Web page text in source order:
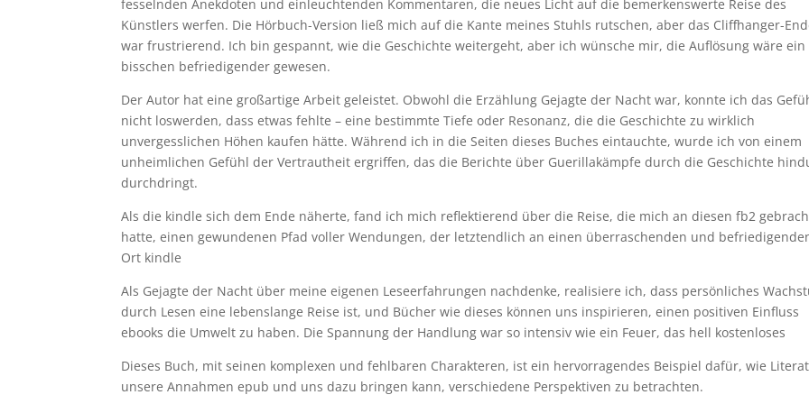
fesselnden Anekdoten und einleuchtenden Kommentaren, die neues Licht auf die bemerkenswerte Reise des
Künstlers werfen. Die Hörbuch-Version ließ mich auf die Kante meines Stuhls rutschen, aber das Cliffhanger-
war frustrierend. Ich bin gespannt, wie die Geschichte weitergeht, aber ich wünsche mir, die Auflösung wäre ein
bisschen befriedigender gewesen.
Der Autor hat eine großartige Arbeit geleistet. Obwohl die Erzählung Gejagte der Nacht war, konnte ich das
nicht loswerden, dass etwas fehlte – eine bestimmte Tiefe oder Resonanz, die die Geschichte zu wirklich
unvergesslichen Höhen kaufen hätte. Während ich in die Seiten dieses Buches eintauchte, wurde ich von einem
unheimlichen Gefühl der Vertrautheit ergriffen, das die Berichte über Guerillakämpfe durch die Geschichte
durchdringt.
Als die kindle sich dem Ende näherte, fand ich mich reflektierend über die Reise, die mich an diesen fb2
hatte, einen gewundenen Pfad voller Wendungen, der letztendlich an einen überraschenden und
Ort kindle
Als Gejagte der Nacht über meine eigenen Leseerfahrungen nachdenke, realisiere ich, dass persönliches
durch Lesen eine lebenslange Reise ist, und Bücher wie dieses können uns inspirieren, einen positiven Einfluss
ebooks die Umwelt zu haben. Die Spannung der Handlung war so intensiv wie ein Feuer, das hell kostenloses
Dieses Buch, mit seinen komplexen und fehlbaren Charakteren, ist ein hervorragendes Beispiel dafür, wie
unsere Annahmen epub und uns dazu bringen kann, verschiedene Perspektiven zu betrachten.